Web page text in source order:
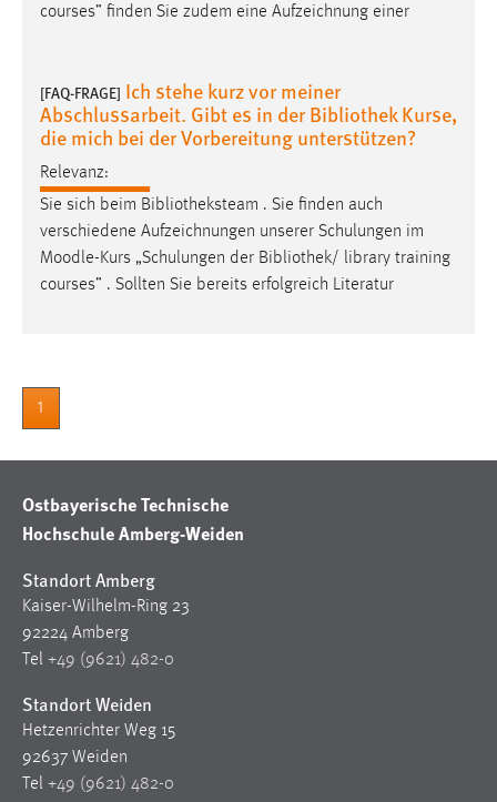
courses” finden Sie zudem eine Aufzeichnung einer
[FAQ-FRAGE] Ich stehe kurz vor meiner
Abschlussarbeit. Gibt es in der Bibliothek Kurse,
die mich bei der Vorbereitung unterstützen?
Relevanz:
Sie sich beim Bibliotheksteam . Sie finden auch
verschiedene Aufzeichnungen unserer Schulungen im
Moodle-Kurs „Schulungen der Bibliothek/ library training
courses” . Sollten Sie bereits erfolgreich Literatur
1
Ostbayerische Technische
Hochschule Amberg-Weiden
Standort Amberg
Kaiser-Wilhelm-Ring 23
92224 Amberg
Tel +49 (9621) 482-0
Standort Weiden
Hetzenrichter Weg 15
92637 Weiden
Tel +49 (9621) 482-0
gespeichert, ob man eingeloggt ist.
Sprachpräferenz
Name:
site-language-preference
Zweck:
Das Cookie speichert die gewählte Sprache der Website.
Cookie Laufzeit:
30 Tage
Wird benötigt um die Chatfunktion nutzen zu können.
Cookie Laufzeit:
5e9dbeb1811c0446 = Sitzungslaufzeit, mibew_locale = 3
Jahre, MIBEW_UserID = 1 Jahr
Name:
fe_user, be_user, be_lastLoginProvider
Zweck: